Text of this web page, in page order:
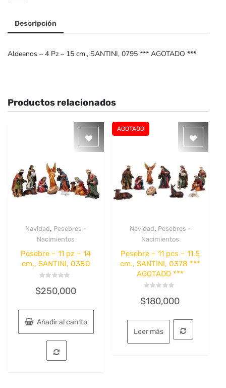
Descripción
Aldeanos – 4 Pz – 15 cm., SANTINI, 0795 *** AGOTADO ***
Productos relacionados
Quick View
Navidad, Pesebres -
Nacimientos
Pesebre – 11 pz – 14
cm., SANTINI, 0380
con
5
$250,000
Añadir al carrito
AGOTADO
Quick View
Navidad, Pesebres -
Nacimientos
Pesebre – 11 pcs – 11.5
cm., SANTINI, 0378 ***
AGOTADO ***
con
5
$180,000
Leer más